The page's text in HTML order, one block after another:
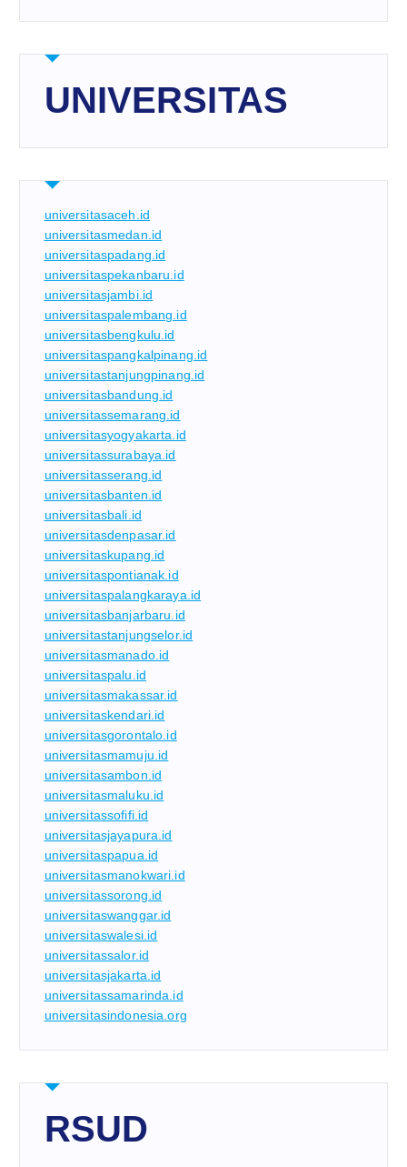
UNIVERSITAS
universitasaceh.id
universitasmedan.id
universitaspadang.id
universitaspekanbaru.id
universitasjambi.id
universitaspalembang.id
universitasbengkulu.id
universitaspangkalpinang.id
universitastanjungpinang.id
universitasbandung.id
universitassemarang.id
universitasyogyakarta.id
universitassurabaya.id
universitasserang.id
universitasbanten.id
universitasbali.id
universitasdenpasar.id
universitaskupang.id
universitaspontianak.id
universitaspalangkaraya.id
universitasbanjarbaru.id
universitastanjungselor.id
universitasmanado.id
universitaspalu.id
universitasmakassar.id
universitaskendari.id
universitasgorontalo.id
universitasmamuju.id
universitasambon.id
universitasmaluku.id
universitassofifi.id
universitasjayapura.id
universitaspapua.id
universitasmanokwari.id
universitassorong.id
universitaswanggar.id
universitaswalesi.id
universitassalor.id
universitasjakarta.id
universitassamarinda.id
universitasindonesia.org
RSUD